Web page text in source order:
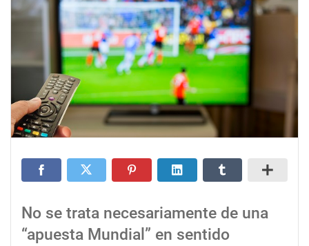
No se trata necesariamente de una
“apuesta Mundial” en sentido